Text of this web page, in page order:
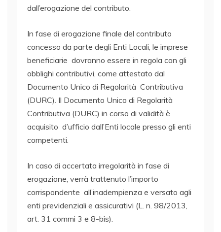
dall’erogazione del contributo.
In fase di erogazione finale del contributo
concesso da parte degli Enti Locali, le imprese
beneficiarie dovranno essere in regola con gli
obblighi contributivi, come attestato dal
Documento Unico di Regolarità Contributiva
(DURC). Il Documento Unico di Regolarità
Contributiva (DURC) in corso di validità è
acquisito d’ufficio dall’Enti locale presso gli enti
competenti.
In caso di accertata irregolarità in fase di
erogazione, verrà trattenuto l’importo
corrispondente all’inadempienza e versato agli
enti previdenziali e assicurativi (L. n. 98/2013,
art. 31 commi 3 e 8-bis).